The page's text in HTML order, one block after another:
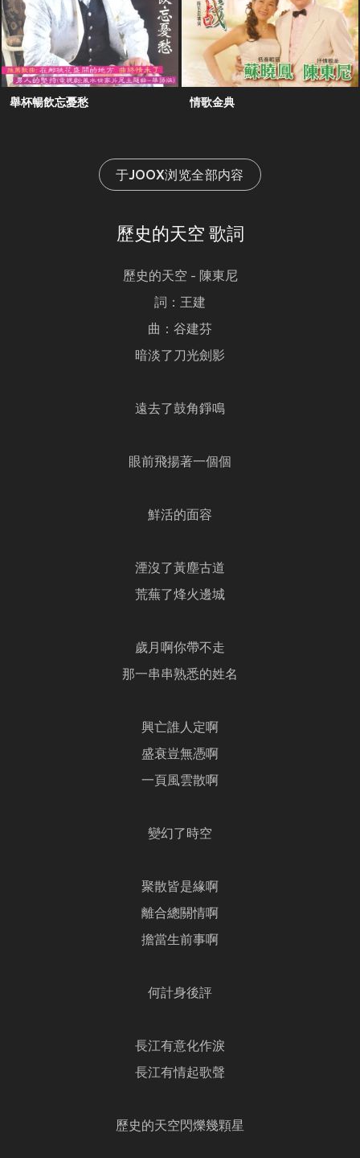
舉杯暢飲忘憂愁 情歌金典
于JOOX浏览全部内容
歷史的天空 歌詞
歷史的天空 - 陳東尼
詞：王建
曲：谷建芬
暗淡了刀光劍影
遠去了鼓角錚鳴
眼前飛揚著一個個
鮮活的面容
湮沒了黃塵古道
荒蕪了烽火邊城
歲月啊你帶不走
那一串串熟悉的姓名
興亡誰人定啊
盛衰豈無憑啊
一頁風雲散啊
變幻了時空
聚散皆是緣啊
離合總關情啊
擔當生前事啊
何計身後評
長江有意化作淚
長江有情起歌聲
歷史的天空閃爍幾顆星